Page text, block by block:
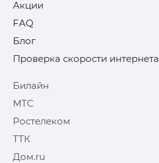
Акции
FAQ
Блог
Проверка скорости интернета
Билайн
МТС
Ростелеком
ТТК
Дом.ru